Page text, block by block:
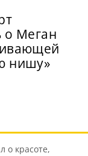
о Меган
нишу»
о красоте,